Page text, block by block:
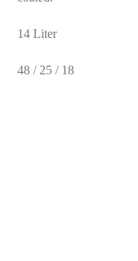
14 Liter
48 / 25 / 18